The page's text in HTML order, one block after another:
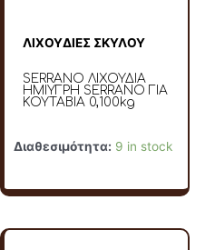
ΛΙΧΟΥΔΙΕΣ ΣΚΥΛΟΥ
SERRANO ΛΙΧΟΥΔΙΑ
ΗΜΙΥΓΡΗ SERRANO ΓΙΑ
ΚΟΥΤΑΒΙΑ 0,100kg
Διαθεσιμότητα: 9 in stock